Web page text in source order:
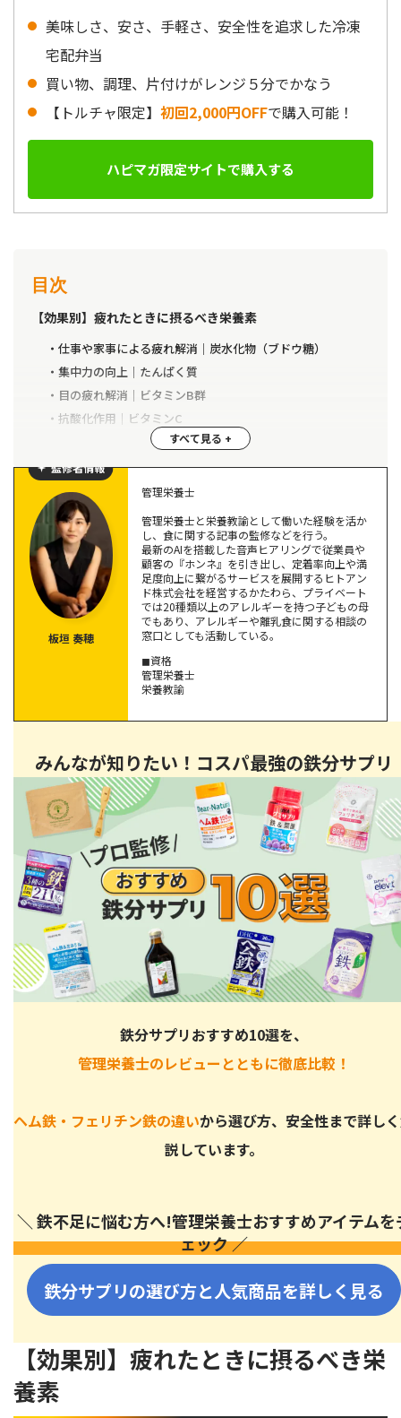
美味しさ、安さ、手軽さ、安全性を追求した冷凍
宅配弁当
買い物、調理、片付けがレンジ５分でかなう
【トルチャ限定】 初回2,000円OFFで購入可能！
ハピマガ限定サイトで購入する
目次
【効果別】疲れたときに摂るべき栄養素
仕事や家事による疲れ解消｜炭水化物（ブドウ糖）
集中力の向上｜たんぱく質
目の疲れ解消｜ビタミンB群
抗酸化作用｜ビタミンC
疲労物質の分解｜クエン酸
疲れが取れる可能性が高い食べ物5選
おにぎり｜炭水化物
鶏むね肉｜たんぱく質
豚ヒレ肉｜ビタミンB群
カットフルーツ｜ビタミンC
まぐろ｜鉄
【コンビニで買える】疲れたときに摂取したい食べ物3選
和菓子｜炭水化物
ヨーグルト｜たんぱく質
アーモンド｜ミネラル
疲れたときに効果的な食べ物に関するQ&A
どの栄養素を優先的に摂取するべき？
即効で元気になる食べ物はある？
休息と栄養補給を組み合わせて疲労回復を図ろう
監修者情報
板垣 奏穂
管理栄養士
管理栄養士と栄養教諭として働いた経験を活か
し、食に関する記事の監修などを行う。
最新のAIを搭載した音声ヒアリングで従業員や
顧客の『ホンネ』を引き出し、定着率向上や満
足度向上に繋がるサービスを展開するヒトアン
ド株式会社を経営するかたわら、プライベート
では20種類以上のアレルギーを持つ子どもの母
でもあり、アレルギーや離乳食に関する相談の
窓口としても活動している。
◼︎資格
管理栄養士
栄養教諭
みんなが知りたい！コスパ最強の鉄分サプリ
鉄分サプリおすすめ10選を、
管理栄養士のレビューとともに徹底比較！
ヘム鉄・フェリチン鉄の違いから選び方、安全性まで詳し
説しています。
＼ 鉄不足に悩む方へ!管理栄養士おすすめアイテムを
ェック ／
鉄分サプリの選び方と人気商品を詳しく見る
【効果別】疲れたときに摂るべき栄
養素